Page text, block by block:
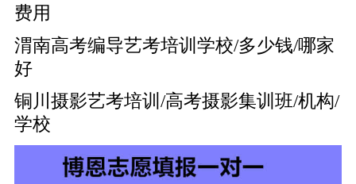
费用
渭南高考编导艺考培训学校/多少钱/哪家
好
铜川摄影艺考培训/高考摄影集训班/机构/
学校